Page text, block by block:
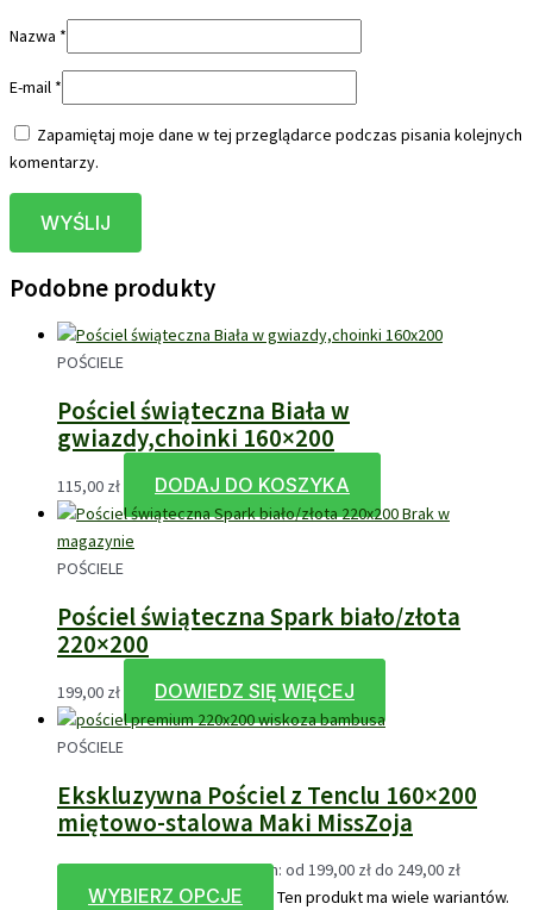
Nazwa *
E-mail *
Zapamiętaj moje dane w tej przeglądarce podczas pisania kolejnych
komentarzy.
Podobne produkty
POŚCIELE
Pościel świąteczna Biała w
gwiazdy,choinki 160×200
115,00 zł DODAJ DO KOSZYKA
Brak w
magazynie
POŚCIELE
Pościel świąteczna Spark biało/złota
220×200
199,00 zł DOWIEDZ SIĘ WIĘCEJ
POŚCIELE
Ekskluzywna Pościel z Tenclu 160×200
miętowo-stalowa Maki MissZoja
199,00zł–249,00złZakres cen: od 199,00 zł do 249,00 zł
WYBIERZ OPCJE
Ten produkt ma wiele wariantów.